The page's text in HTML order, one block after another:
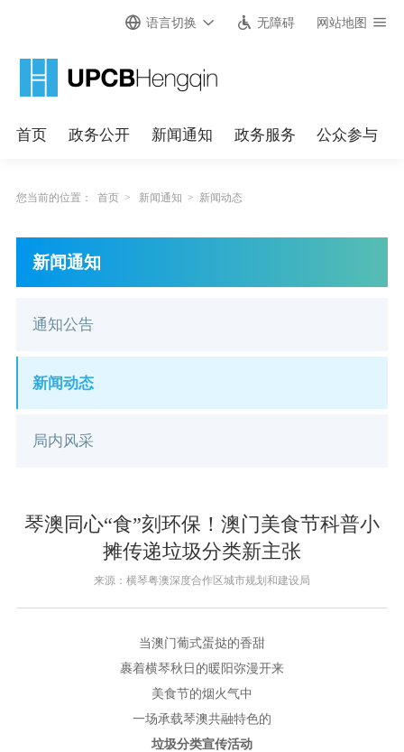
语言切换 无障碍 网站地图
首页 政务公开 新闻通知 政务服务 公众参与
您当前的位置： 首页 > 新闻通知 > 新闻动态
新闻通知
通知公告
新闻动态
局内风采
琴澳同心“食”刻环保！澳门美食节科普小
摊传递垃圾分类新主张
来源：横琴粤澳深度合作区城市规划和建设局
当澳门葡式蛋挞的香甜
裹着横琴秋日的暖阳弥漫开来
美食节的烟火气中
一场承载琴澳共融特色的
垃圾分类宣传活动